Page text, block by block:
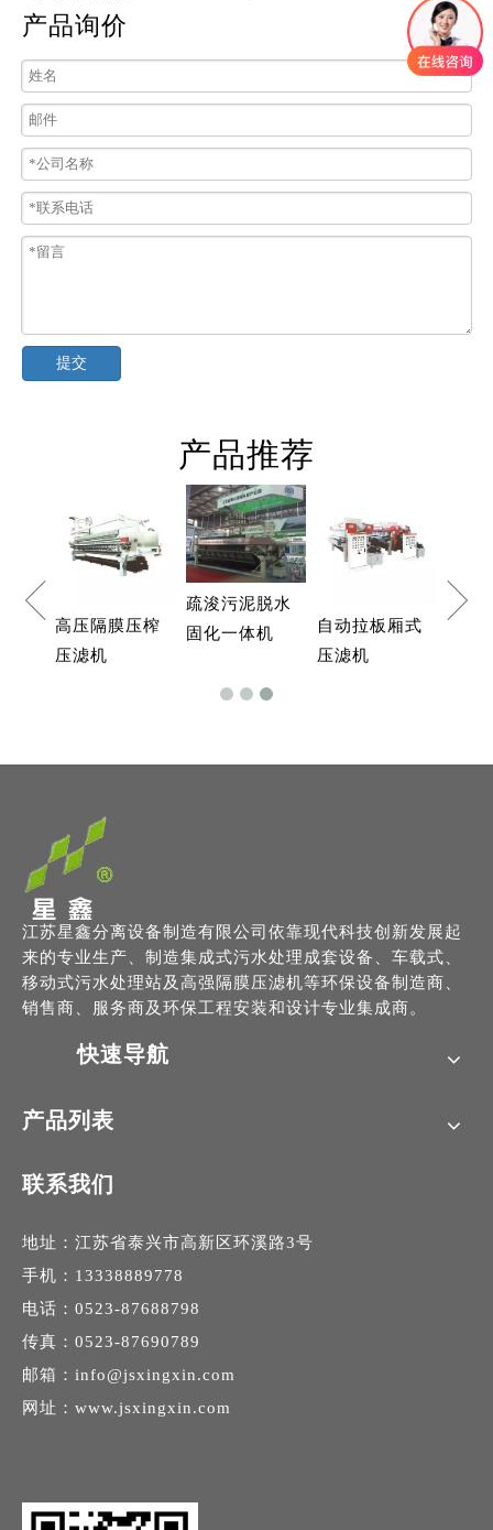
产品询价
提交
产品推荐
高压隔膜压榨
压滤机
疏浚污泥脱水
固化一体机
自动拉板厢式
压滤机
江苏星鑫分离设备制造有限公司依靠现代科技创新发展起
来的专业生产、制造集成式污水处理成套设备、车载式、
移动式污水处理站及高强隔膜压滤机等环保设备制造商、
销售商、服务商及环保工程安装和设计专业集成商。
快速导航
产品列表
联系我们
地址：江苏省泰兴市高新区环溪路3号
手机：13338889778
电话：0523-87688798
传真：0523-87690789
邮箱： info@jsxingxin.com
网址： www.jsxingxin.com